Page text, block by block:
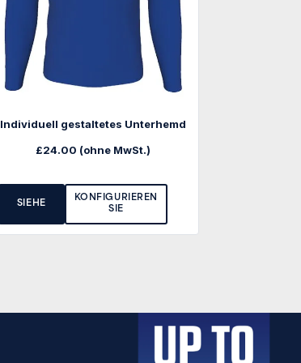
Individuell gestaltetes Unterhemd
£24.00 (ohne MwSt.)
SIEHE
KONFIGURIEREN
SIE